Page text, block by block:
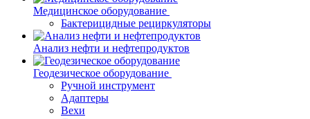
Медицинское оборудование
Бактерицидные рециркуляторы
Анализ нефти и нефтепродуктов
Геодезическое оборудование
Ручной инструмент
Адаптеры
Вехи